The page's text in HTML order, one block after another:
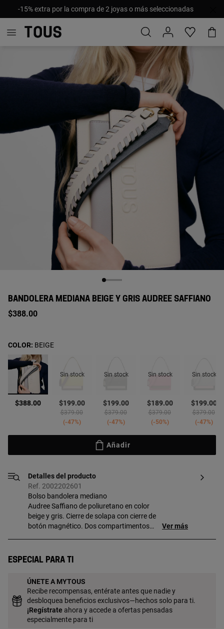
-15% extra por la compra de 2 joyas o más seleccionadas
BANDOLERA MEDIANA BEIGE Y GRIS AUDREE SAFFIANO
$388.00
seleccionado
$388.00
Sin stock
$199.00
Price reduced from
$379.00to
-47%
Sin stock
$199.00
Price reduced from
$379.00to
-47%
Sin stock
$189.00
Price reduced from
$379.00to
-50%
Sin stock
$199.00
Price
$379.00to
-47%
COLOR: BEIGE
Añadir
Detalles del producto
Ref. 2002202601
Bolso bandolera mediano
Audree Saffiano de poliuretano en color
beige y gris. Cierre de solapa con cierre de
botón magnético. Dos compartimentos
parte delantera. Incluye dos asas de
ajustable y desmontable. Medidas
(alto x ancho x fondo): 16 x 25 x 11 cm.
Ver más
Especial para ti
ÚNETE A MYTOUS
Recibe recompensas, entérate antes que nadie y
desbloquea beneficios exclusivos—hechos solo para ti.
¡Regístrate ahora y accede a ofertas pensadas
especialmente para ti